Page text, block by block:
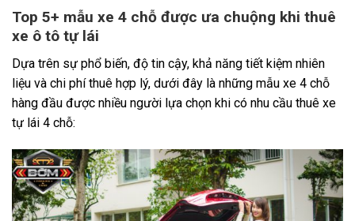
Top 5+ mẫu xe 4 chỗ được ưa chuộng khi thuê
xe ô tô tự lái
Dựa trên sự phổ biến, độ tin cậy, khả năng tiết kiệm nhiên
liệu và chi phí thuê hợp lý, dưới đây là những mẫu xe 4 chỗ
hàng đầu được nhiều người lựa chọn khi có nhu cầu thuê xe
tự lái 4 chỗ: